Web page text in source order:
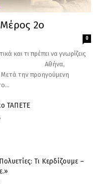
2ο
0
και τι πρέπει να γνωρίζεις
Nο.3 Αθήνα,
την προηγούμενη
ΤΑΠΕΤΕ
Τι Κερδίζουμε –